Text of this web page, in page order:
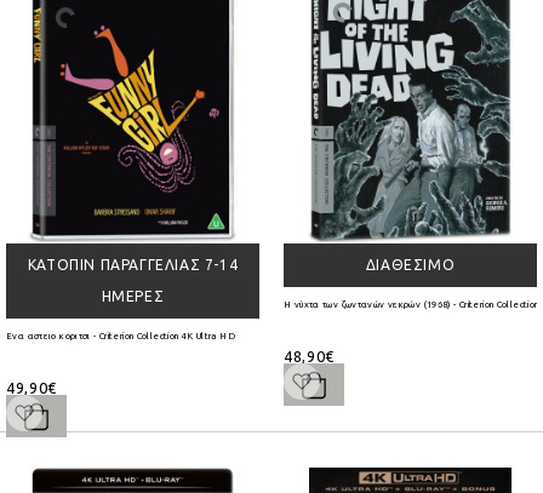
ΚΑΤΌΠΙΝ ΠΑΡΑΓΓΕΛΊΑΣ 7-14
ΗΜΈΡΕΣ
Ενα αστειο κοριτσι - Criterion Collection 4K Ultra HD
49,90€
ΔΙΑΘΈΣΙΜΟ
Η νύχτα των ζωντανών νεκρών (1968) - Criterion Collection
48,90€